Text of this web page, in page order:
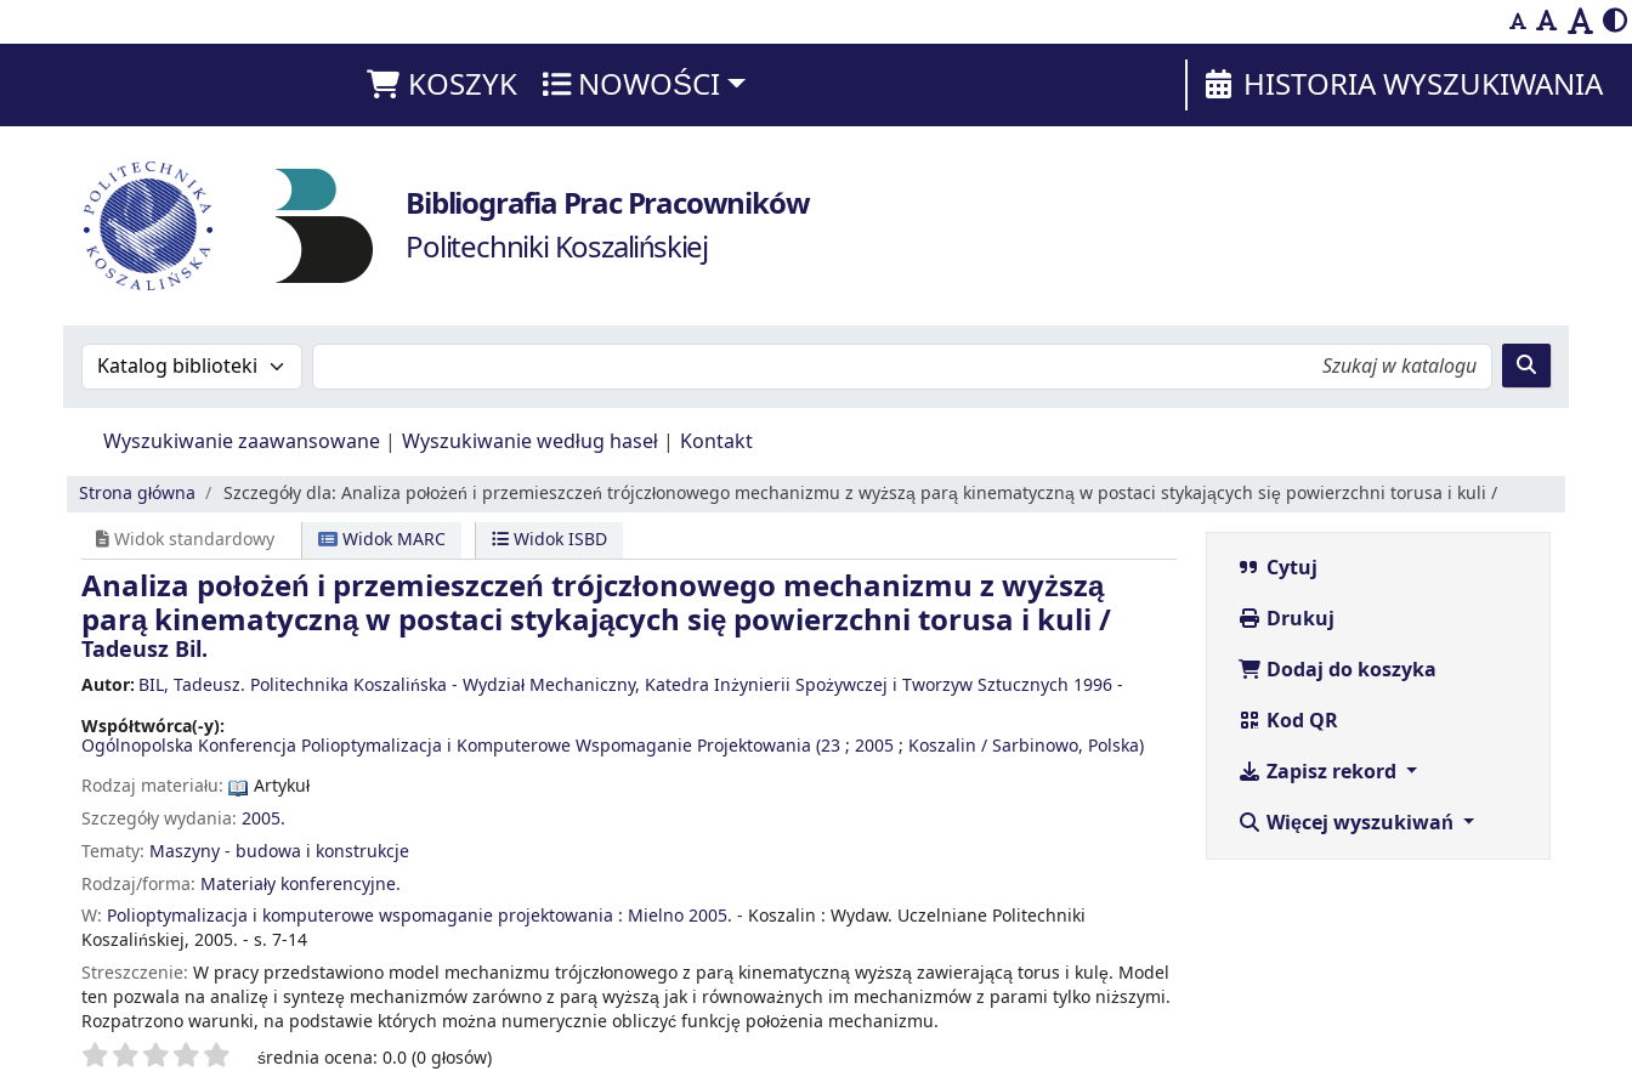
Bibliografia Prac Pracowników - Biblioteka Politechniki Koszalińskiej
KOSZYK NOWOŚCI HISTORIA WYSZUKIWANIA
Bibliografia Prac Pracowników
Politechniki Koszalińskiej
Szukaj w katalogu po:Szukaj w katalogu
Wyszukiwanie zaawansowane Wyszukiwanie według haseł Kontakt
Strona główna Szczegóły dla: Analiza położeń i przemieszczeń trójczłonowego mechanizmu z wyższą parą kinematyczną w postaci stykających się powierzchni torusa i kuli /
Widok standardowy
Widok MARC Widok ISBD
Analiza położeń i przemieszczeń trójczłonowego mechanizmu z wyższą
parą kinematyczną w postaci stykających się powierzchni torusa i kuli /
Tadeusz Bil.
Autor: BIL, Tadeusz. Politechnika Koszalińska - Wydział Mechaniczny, Katedra Inżynierii Spożywczej i Tworzyw Sztucznych 1996 -
Współtwórca(-y):
Ogólnopolska Konferencja Polioptymalizacja i Komputerowe Wspomaganie Projektowania (23 ; 2005 ; Koszalin / Sarbinowo, Polska)
Rodzaj materiału:
Artykuł
Szczegóły wydania: 2005.
Tematy: Maszyny - budowa i konstrukcje
Rodzaj/forma: Materiały konferencyjne.
W: Polioptymalizacja i komputerowe wspomaganie projektowania : Mielno 2005. - Koszalin : Wydaw. Uczelniane Politechniki
Koszalińskiej, 2005. - s. 7-14
Streszczenie: W pracy przedstawiono model mechanizmu trójczłonowego z parą kinematyczną wyższą zawierającą torus i kulę. Model
ten pozwala na analizę i syntezę mechanizmów zarówno z parą wyższą jak i równoważnych im mechanizmów z parami tylko niższymi.
Rozpatrzono warunki, na podstawie których można numerycznie obliczyć funkcję położenia mechanizmu.
Twoje oceny średnia ocena: 0.0 (0 głosów)
Cytuj
Drukuj
Dodaj do koszyka
Kod QR
Zapisz rekord
Więcej wyszukiwań